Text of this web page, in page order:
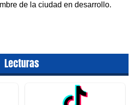
de la ciudad en desarrollo.
Lecturas